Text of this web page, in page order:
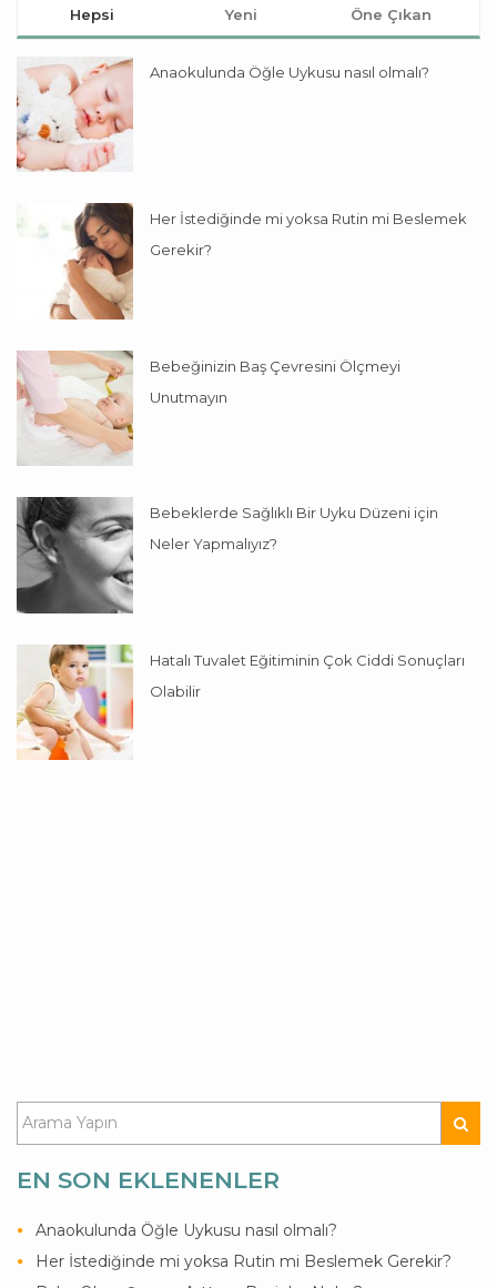
Hepsi Yeni Öne Çıkan
Anaokulunda Öğle Uykusu nasıl olmalı?
Her İstediğinde mi yoksa Rutin mi Beslemek
Gerekir?
Bebeğinizin Baş Çevresini Ölçmeyi
Unutmayın
Bebeklerde Sağlıklı Bir Uyku Düzeni için
Neler Yapmalıyız?
Hatalı Tuvalet Eğitiminin Çok Ciddi Sonuçları
Olabilir
EN SON EKLENENLER
Anaokulunda Öğle Uykusu nasıl olmalı?
Her İstediğinde mi yoksa Rutin mi Beslemek Gerekir?